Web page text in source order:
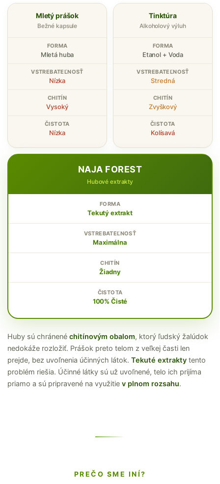
Mletý prášok
Bežné kapsule
Mletá huba
Nízka
Vysoký
Nízka
Tinktúra
Alkoholový výluh
Etanol + Voda
Stredná
Zvyškový
Kolísavá
NAJA FOREST
Hubové extrakty
Tekutý extrakt
Maximálna
Žiadny
100% Čisté
Huby sú chránené chitínovým obalom, ktorý ľudský žalúdok
nedokáže rozložiť. Prášok preto telom z veľkej časti len
prejde, bez uvoľnenia účinných látok. Tekuté extrakty tento
problém riešia. Účinné látky sú už uvoľnené, telo ich prijíma
priamo a sú pripravené na využitie v plnom rozsahu.
PREČO SME INÍ?